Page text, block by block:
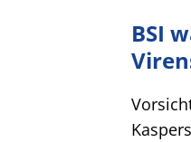
BSI